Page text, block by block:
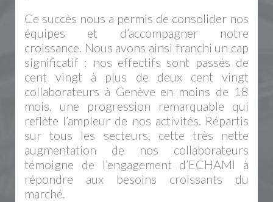
Ce succès nous a permis de consolider nos
équipes et d’accompagner notre
croissance. Nous avons ainsi franchi un cap
significatif : nos effectifs sont passés de
cent vingt à plus de deux cent vingt
collaborateurs à Genève en moins de 18
mois, une progression remarquable qui
reflète l’ampleur de nos activités. Répartis
sur tous les secteurs, cette très nette
augmentation de nos collaborateurs
témoigne de l’engagement d’ECHAMI à
répondre aux besoins croissants du
marché.